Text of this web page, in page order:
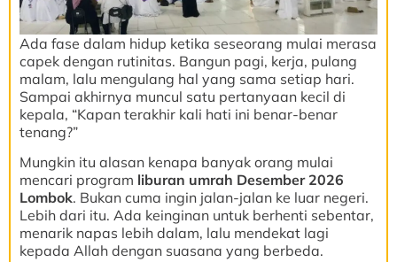
Ada fase dalam hidup ketika seseorang mulai merasa
capek dengan rutinitas. Bangun pagi, kerja, pulang
malam, lalu mengulang hal yang sama setiap hari.
Sampai akhirnya muncul satu pertanyaan kecil di
kepala, “Kapan terakhir kali hati ini benar-benar
tenang?”
Mungkin itu alasan kenapa banyak orang mulai
mencari program liburan umrah Desember 2026
Lombok. Bukan cuma ingin jalan-jalan ke luar negeri.
Lebih dari itu. Ada keinginan untuk berhenti sebentar,
menarik napas lebih dalam, lalu mendekat lagi
kepada Allah dengan suasana yang berbeda.